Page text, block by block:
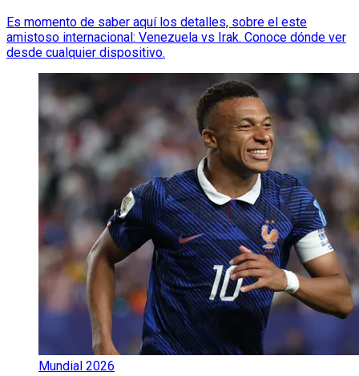
Es momento de saber aquí los detalles, sobre el este
amistoso internacional: Venezuela vs Irak. Conoce dónde ver
desde cualquier dispositivo.
Mundial 2026